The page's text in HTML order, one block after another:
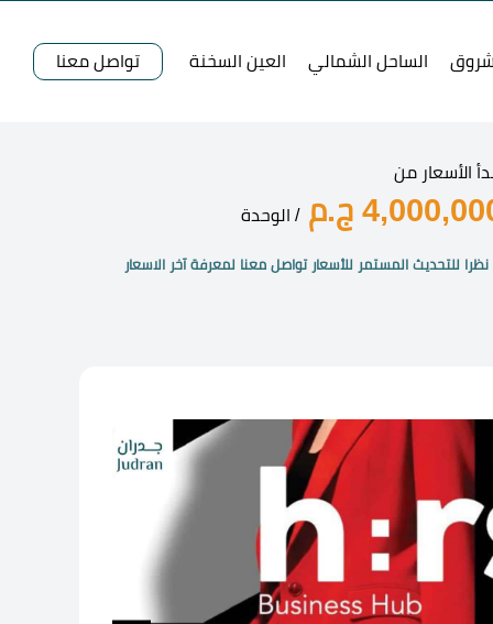
الساحل الشمالي العين السخنة تواصل معنا
الأسعار من
ج.م / الوحدة
نظرا للتحديث المستمر للأسعار تواصل معنا لمعرفة آخر الاسعار